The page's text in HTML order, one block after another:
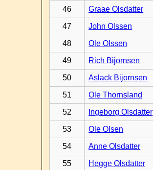
46 Graae Olsdatter
47 John Olssen
48 Ole Olssen
49 Rich Bijornsen
50 Aslack Bijornsen
51 Ole Thornsland
52 Ingeborg Olsdatter
53 Ole Olsen
54 Anne Olsdatter
55 Hegge Olsdatter